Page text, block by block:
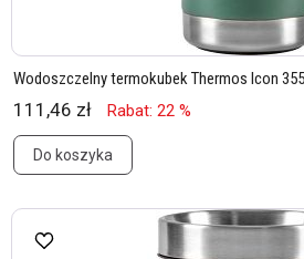
Wodoszczelny termokubek Thermos Icon
111,46 zł Rabat: 22 %
Do koszyka